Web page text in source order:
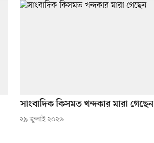
সাংবাদিক কিসমত খন্দকার মারা গেছেন
২৯ জুলাই ২০২৬